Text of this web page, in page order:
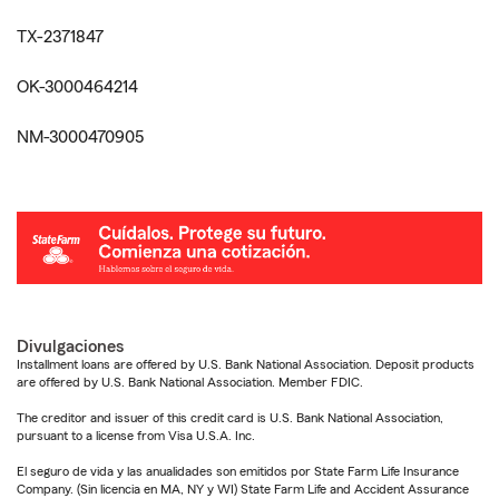
TX-2371847
OK-3000464214
NM-3000470905
Divulgaciones
Installment loans are offered by U.S. Bank National Association. Deposit products
are offered by U.S. Bank National Association. Member FDIC.
The creditor and issuer of this credit card is U.S. Bank National Association,
pursuant to a license from Visa U.S.A. Inc.
El seguro de vida y las anualidades son emitidos por State Farm Life Insurance
Company. (Sin licencia en MA, NY y WI) State Farm Life and Accident Assurance